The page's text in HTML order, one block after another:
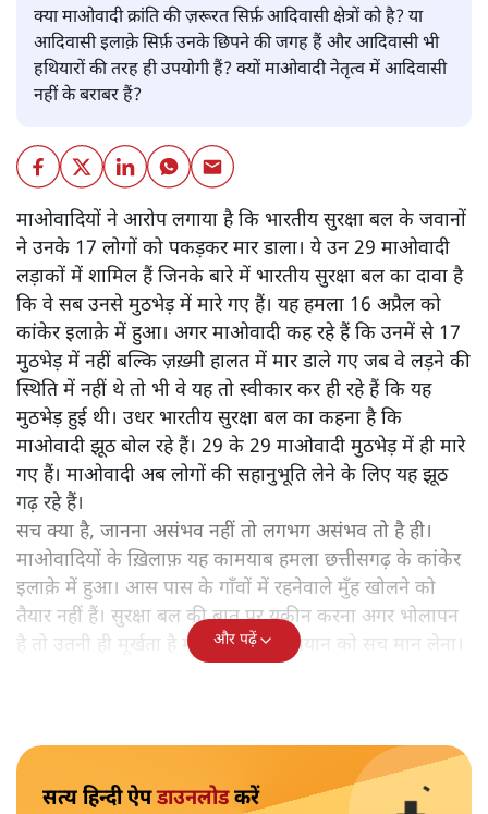
क्या माओवादी क्रांति की ज़रूरत सिर्फ़ आदिवासी क्षेत्रों को है? या
आदिवासी इलाक़े सिर्फ़ उनके छिपने की जगह हैं और आदिवासी भी
हथियारों की तरह ही उपयोगी हैं? क्यों माओवादी नेतृत्व में आदिवासी
नहीं के बराबर हैं?
माओवादियों ने आरोप लगाया है कि भारतीय सुरक्षा बल के जवानों
ने उनके 17 लोगों को पकड़कर मार डाला। ये उन 29 माओवादी
लड़ाकों में शामिल हैं जिनके बारे में भारतीय सुरक्षा बल का दावा है
कि वे सब उनसे मुठभेड़ में मारे गए हैं। यह हमला 16 अप्रैल को
कांकेर इलाक़े में हुआ। अगर माओवादी कह रहे हैं कि उनमें से 17
मुठभेड़ में नहीं बल्कि ज़ख़्मी हालत में मार डाले गए जब वे लड़ने की
स्थिति में नहीं थे तो भी वे यह तो स्वीकार कर ही रहे हैं कि यह
मुठभेड़ हुई थी। उधर भारतीय सुरक्षा बल का कहना है कि
माओवादी झूठ बोल रहे हैं। 29 के 29 माओवादी मुठभेड़ में ही मारे
गए हैं। माओवादी अब लोगों की सहानुभूति लेने के लिए यह झूठ
गढ़ रहे हैं।
सच क्या है, जानना असंभव नहीं तो लगभग असंभव तो है ही।
माओवादियों के ख़िलाफ़ यह कामयाब हमला छत्तीसगढ़ के कांकेर
इलाक़े में हुआ। आस पास के गाँवों में रहनेवाले मुँह खोलने को
तैयार नहीं हैं। सुरक्षा बल की बात पर यक़ीन करना अगर भोलापन
है तो उतनी ही मूर्खता है माओवादियों के बयान को सच मान लेना।
और पढ़ें
सत्य हिन्दी ऐपडाउनलोडकरें